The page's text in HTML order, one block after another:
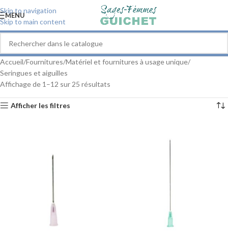
Skip to navigation
Skip to main content
MENU
Accueil Fournitures Matériel et fournitures à usage unique
Seringues et aiguilles
Affichage de 1–12 sur 25 résultats
Afficher les filtres